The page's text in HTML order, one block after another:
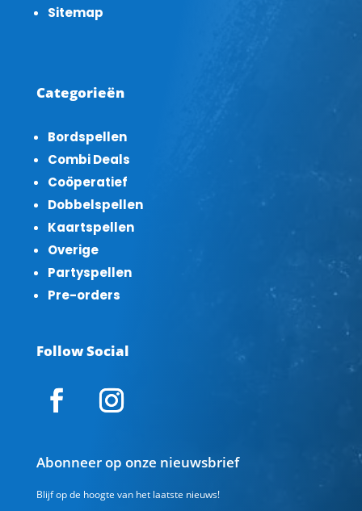
Sitemap
Categorieën
Bordspellen
Combi Deals
Coöperatief
Dobbelspellen
Kaartspellen
Overige
Partyspellen
Pre-orders
Follow Social
Abonneer op onze nieuwsbrief
Blijf op de hoogte van het laatste nieuws!